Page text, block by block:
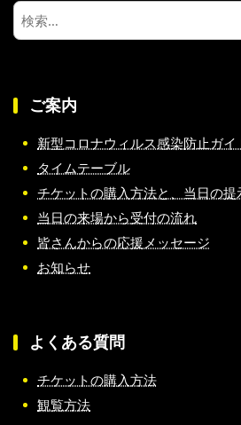
検
索:
ご案内
新型コロナウィルス感染防止ガイ
タイムテーブル
チケットの購入方法と、当日の提
当日の来場から受付の流れ
皆さんからの応援メッセージ
お知らせ
よくある質問
チケットの購入方法
観覧方法